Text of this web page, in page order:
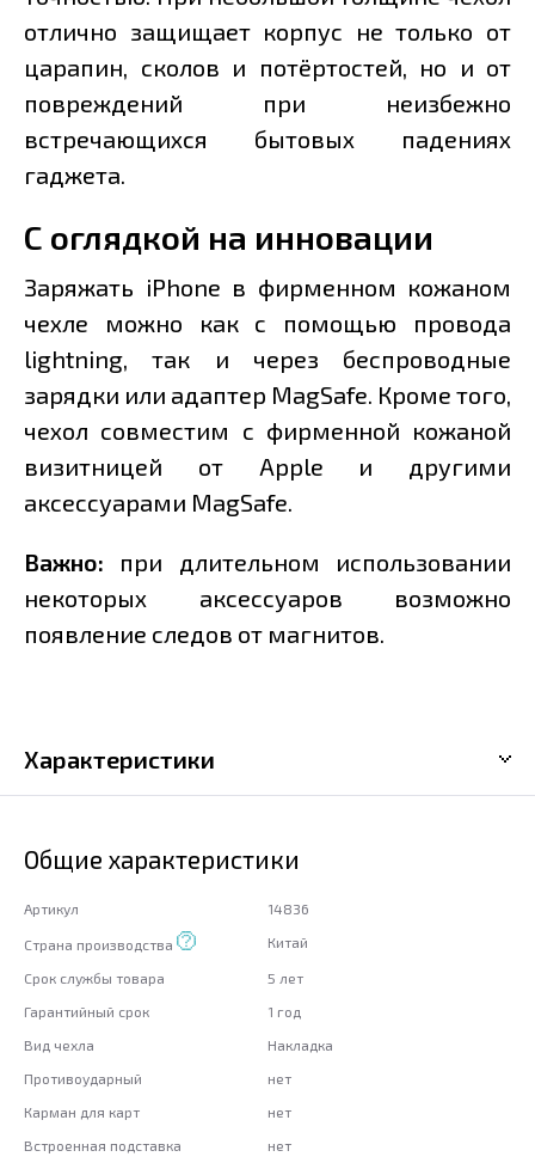
отлично защищает корпус не только от
царапин, сколов и потёртостей, но и от
повреждений при неизбежно
встречающихся бытовых падениях
гаджета.
С оглядкой на инновации
Заряжать iPhone в фирменном кожаном
чехле можно как с помощью провода
lightning, так и через беспроводные
зарядки или адаптер MagSafe. Кроме того,
чехол совместим с фирменной кожаной
визитницей от Apple и другими
аксессуарами MagSafe.
Важно: при длительном использовании
некоторых аксессуаров возможно
появление следов от магнитов.
Характеристики
Общие характеристики
Артикул 14836
Страна производства Китай
Срок службы товара
5 лет
Гарантийный срок
1 год
Вид чехла
Накладка
Противоударный
нет
Карман для карт
нет
Встроенная подставка
нет